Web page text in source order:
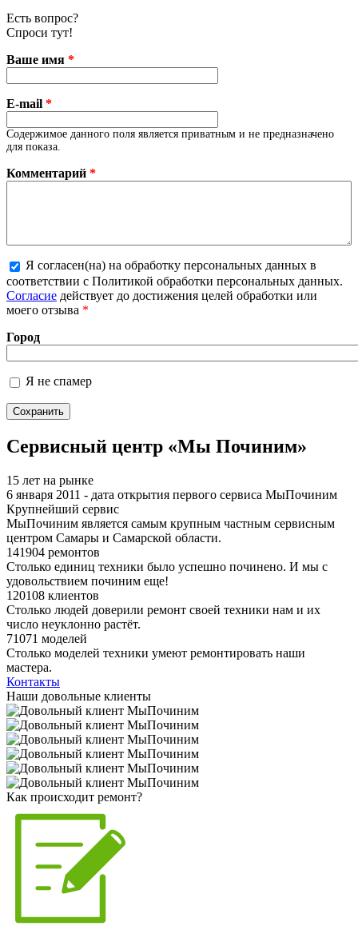
Есть вопрос?
Спроси тут!
Ваше имя *
E-mail *
Содержимое данного поля является приватным и не предназначено
для показа.
Комментарий *
Более подробная информация о текстовых
форматах
Я согласен(на) на обработку персональных данных в
соответствии с Политикой обработки персональных данных.
Согласие действует до достижения целей обработки или
моего отзыва *
Город
Я не спамер
Я спамер
Сервисный центр «Мы Починим»
15 лет на рынке
6 января 2011 - дата открытия первого сервиса МыПочиним
Крупнейший сервис
МыПочиним является самым крупным частным сервисным
центром Самары и Самарской области.
141904 ремонтов
Столько единиц техники было успешно починено. И мы с
удовольствием починим еще!
120108 клиентов
Столько людей доверили ремонт своей техники нам и их
число неуклонно растёт.
71071 моделей
Столько моделей техники умеют ремонтировать наши
мастера.
Контакты
Наши довольные клиенты
Как происходит ремонт?